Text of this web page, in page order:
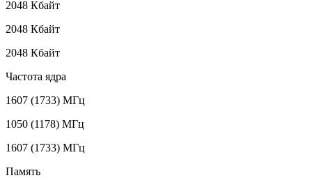
2048 Кбайт
2048 Кбайт
2048 Кбайт
Частота ядра
1607 (1733) МГц
1050 (1178) МГц
1607 (1733) МГц
Память